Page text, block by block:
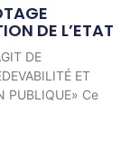
DE L’ETAT
DE
ET
PUBLIQUE» Ce